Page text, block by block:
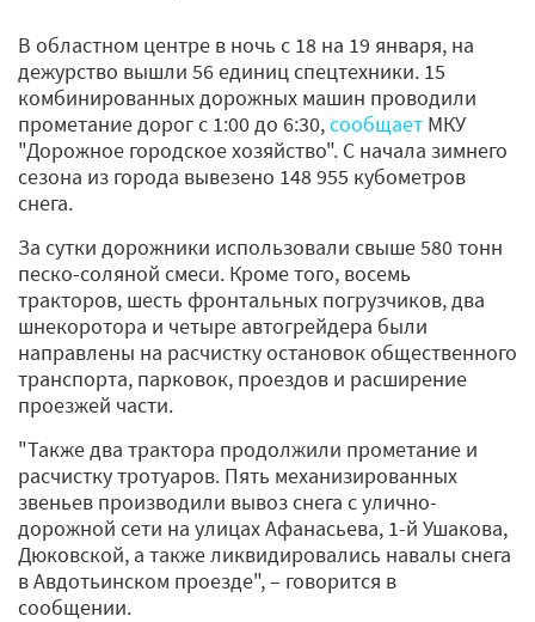
В областном центре в ночь с 18 на 19 января, на
дежурство вышли 56 единиц спецтехники. 15
комбинированных дорожных машин проводили
прометание дорог с 1:00 до 6:30,сообщает МКУ
"Дорожное городское хозяйство". С начала зимнего
сезона из города вывезено 148 955 кубометров
снега.
За сутки дорожники использовали свыше 580 тонн
песко-соляной смеси. Кроме того, восемь
тракторов, шесть фронтальных погрузчиков, два
шнекоротора и четыре автогрейдера были
направлены на расчистку остановок общественного
транспорта, парковок, проездов и расширение
проезжей части.
"Также два трактора продолжили прометание и
расчистку тротуаров. Пять механизированных
звеньев производили вывоз снега с улично-
дорожной сети на улицах Афанасьева, 1-й Ушакова,
Дюковской, а также ликвидировались навалы снега
в Авдотьинском проезде", – говорится в
сообщении.